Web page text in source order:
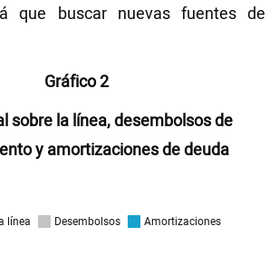
que buscar nuevas fuentes de
Gráfico 2
sobre la línea, desembolsos de
y amortizaciones de deuda